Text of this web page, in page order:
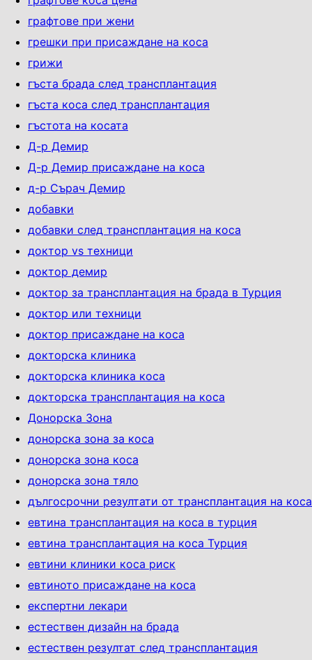
графтове при жени
грешки при присаждане на коса
грижи
гъста брада след трансплантация
гъста коса след трансплантация
гъстота на косата
Д-р Демир
Д-р Демир присаждане на коса
д-р Сърач Демир
добавки
добавки след трансплантация на коса
доктор vs техници
доктор демир
доктор за трансплантация на брада в Турция
доктор или техници
доктор присаждане на коса
докторска клиника
докторска клиника коса
докторска трансплантация на коса
Донорска Зона
донорска зона за коса
донорска зона коса
донорска зона тяло
дългосрочни резултати от трансплантация на коса
евтина трансплантация на коса в турция
евтина трансплантация на коса Турция
евтини клиники коса риск
евтиното присаждане на коса
експертни лекари
естествен дизайн на брада
естествен резултат след трансплантация